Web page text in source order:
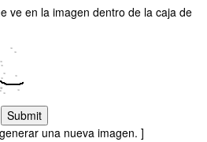
ve en la imagen dentro de la caja de
una nueva imagen. ]